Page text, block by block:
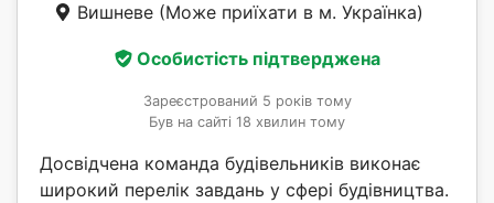
Вишневе (Може приїхати в м. Українка)
Особистість підтверджена
Зареєстрований 5 років тому
Був на сайті 18 хвилин тому
Досвідчена команда будівельників виконає
широкий перелік завдань у сфері будівництва.